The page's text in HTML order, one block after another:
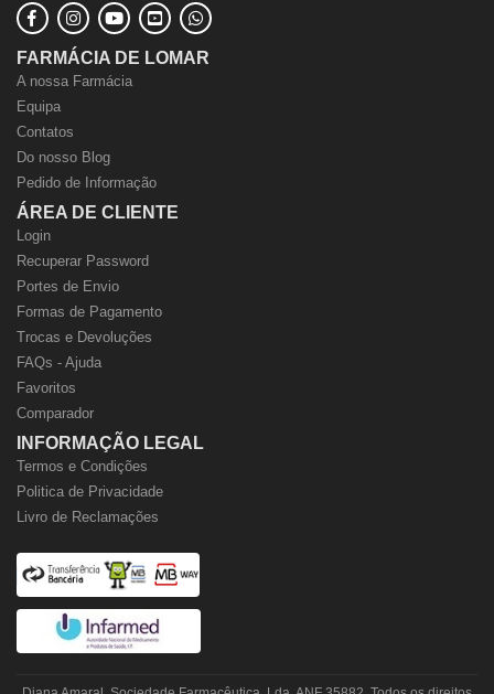
FARMÁCIA DE LOMAR
A nossa Farmácia
Equipa
Contatos
Do nosso Blog
Pedido de Informação
ÁREA DE CLIENTE
Login
Recuperar Password
Portes de Envio
Formas de Pagamento
Trocas e Devoluções
FAQs - Ajuda
Favoritos
Comparador
INFORMAÇÃO LEGAL
Termos e Condições
Politica de Privacidade
Livro de Reclamações